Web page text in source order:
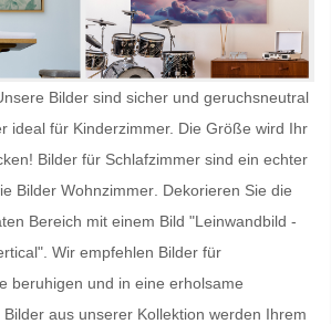
Bilder sind sicher und geruchsneutral
ideal für Kinderzimmer. Die Größe wird Ihr
Bilder für Schlafzimmer sind ein echter
Bilder Wohnzimmer . Dekorieren Sie die
Bereich mit einem Bild "Leinwandbild -
Wir empfehlen Bilder für
beruhigen und in eine erholsame
aus unserer Kollektion werden Ihrem